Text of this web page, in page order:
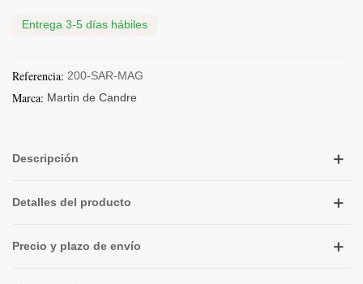
Entrega 3-5 días hábiles
Referencia: 200-SAR-MAG
Marca: Martin de Candre
Descripción
Detalles del producto
Precio y plazo de envío